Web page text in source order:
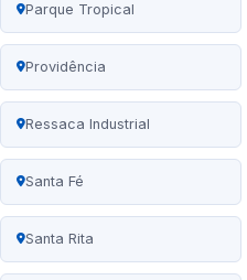
Parque Tropical
Providência
Ressaca Industrial
Santa Fé
Santa Rita